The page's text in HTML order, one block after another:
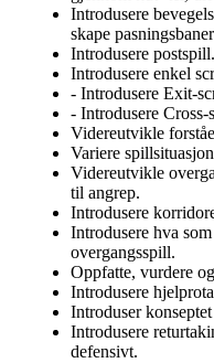
Introdusere
skape
Introdusere postspill.
Introdusere enkel
- Introdusere Exit-
- Introdusere Cross-
Videreutvikle
Variere
Videreutvikle
til angrep.
Introdusere
Introdusere hva
overgangsspill.
Oppfatte, vurdere
Introdusere
Introduser
Introdusere
defensivt.